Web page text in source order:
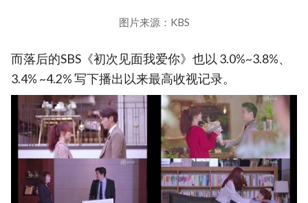
图片来源：KBS
而落后的SBS《初次见面我爱你》也以 3.0%~3.8%、
3.4% ~4.2% 写下播出以来最高收视记录。